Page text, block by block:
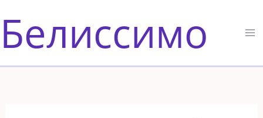
к
содержимому
Белиссимо